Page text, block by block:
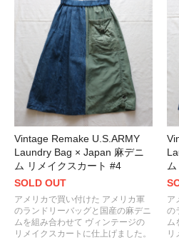
Vintage Remake U.S.ARMY
Laundry Bag × Japan 麻デニ
ム リメイクスカート #4
SOLD OUT
アメリカで買い付けた アメリカ軍
のランドリーバッグと国産の麻デニ
ムを組み合わせて ヴィンテージの
リメイクスカートに仕上げました。
ア
の
ム
リ